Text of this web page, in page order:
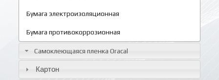
Бумага электроизоляционная
Бумага противокоррозионная
Самоклеющаяся пленка Oracal
Картон